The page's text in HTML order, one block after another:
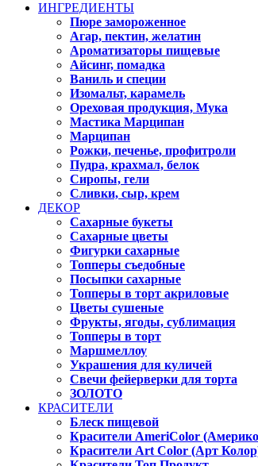
ИНГРЕДИЕНТЫ
Пюре замороженное
Агар, пектин, желатин
Ароматизаторы пищевые
Айсинг, помадка
Ваниль и специи
Изомальт, карамель
Ореховая продукция, Мука
Мастика Марципан
Марципан
Рожки, печенье, профитроли
Пудра, крахмал, белок
Сиропы, гели
Сливки, сыр, крем
ДЕКОР
Сахарные букеты
Сахарные цветы
Фигурки сахарные
Топперы съедобные
Посыпки сахарные
Топперы в торт акриловые
Цветы сушеные
Фрукты, ягоды, сублимация
Топперы в торт
Маршмеллоу
Украшения для куличей
Свечи фейерверки для торта
ЗОЛОТО
КРАСИТЕЛИ
Блеск пищевой
Красители AmeriColor
Красители Art Color (Арт